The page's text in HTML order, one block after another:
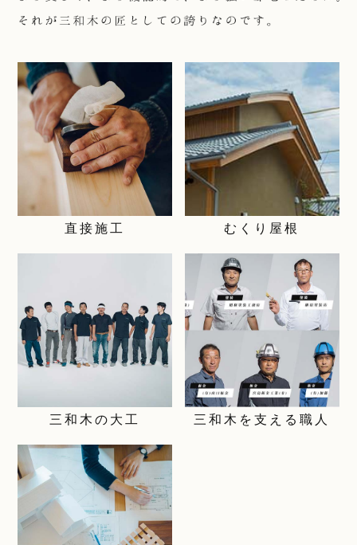
直接施工 むくり屋根
三和木の大工 三和木を支える職人